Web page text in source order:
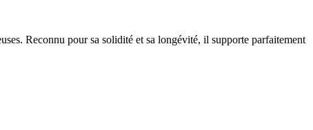
Reconnu pour sa solidité et sa longévité, il supporte parfaitement